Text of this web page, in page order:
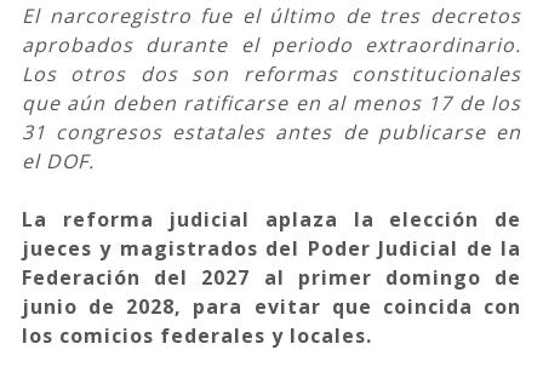
El narcoregistro fue el último de tres decretos
aprobados durante el periodo extraordinario.
Los otros dos son reformas constitucionales
que aún deben ratificarse en al menos 17 de los
31 congresos estatales antes de publicarse en
el DOF.
La reforma judicial aplaza la elección de
jueces y magistrados del Poder Judicial de la
Federación del 2027 al primer domingo de
junio de 2028, para evitar que coincida con
los comicios federales y locales.